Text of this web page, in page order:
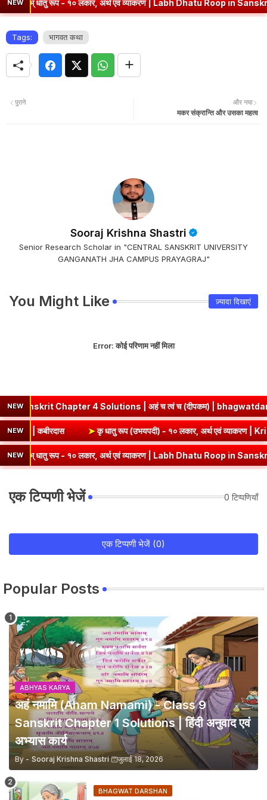
NEW
धातु रूप - १० लकार, अर्थ एवं व्याकरण | Labh Dhatu Roop in Sanskrit
Tags: भागवत कथा
और नया
मकर संक्रान्ति और उसका महत्व
पुराने
Sooraj Krishna Shastri
Senior Research Scholar in "CENTRAL SANSKRIT UNIVERSITY
GANGANATH JHA CAMPUS PRAYAGRAJ"
You Might Like ज़्यादा दिखाएं
Error:कोई परिणाम नहीं मिला
NEWChapter 4 Solutions | अहं च त्वं च (दीपकम) |
NEWAnswer | कबीरदास ➤कृ धातु रूप (उभयपदी) - १० लकार, अर्थ एवं
NEW
धातु रूप - १० लकार, अर्थ एवं व्याकरण | Labh Dhatu Roop in Sanskrit
एक टिप्पणी भेजें 0 टिप्पणियाँ
एक टिप्पणी भेजें (0)
Popular Posts
ABHYAS KARYA
अहं नमामि (Aham Namami) - Class 9
Sanskrit Chapter 1 Solutions | हिंदी अनुवाद एवं
अभ्यास कार्य
By - Sooraj Krishna Shastri जुलाई 18, 2026
BHAGWAT DARSHAN